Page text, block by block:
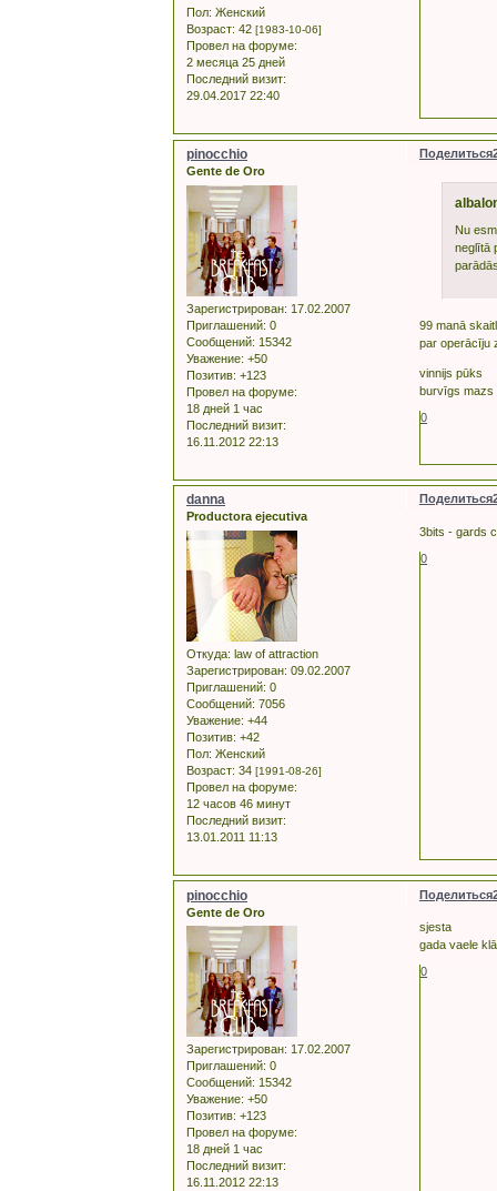
Пол: Женский
Возраст: 42 [1983-10-06]
Провел на форуме:
2 месяца 25 дней
Последний визит:
29.04.2017 22:40
Поделиться
pinocchio
Gente de Oro
Зарегистрирован: 17.02.2007
Приглашений: 0
Сообщений: 15342
Уважение: +50
Позитив: +123
Провел на форуме:
18 дней 1 час
Последний визит:
16.11.2012 22:13
Nu
neglītā
99 manā
par operācīju
vinnijs pūks
burvīgs mazs
0
Поделиться
danna
Productora ejecutiva
Откуда: law of attraction
Зарегистрирован: 09.02.2007
Приглашений: 0
Сообщений: 7056
Уважение: +44
Позитив: +42
Пол: Женский
Возраст: 34 [1991-08-26]
Провел на форуме:
12 часов 46 минут
Последний визит:
13.01.2011 11:13
3bits - gards
0
Поделиться
pinocchio
Gente de Oro
Зарегистрирован: 17.02.2007
Приглашений: 0
Сообщений: 15342
Уважение: +50
Позитив: +123
Провел на форуме:
18 дней 1 час
Последний визит:
16.11.2012 22:13
sjesta
gada vaele
0